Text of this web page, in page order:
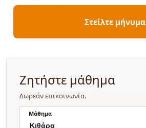
Στείλτε μήνυμα
Ζητήστε μάθημα
Δωρεάν επικοινωνία.
Μάθημα